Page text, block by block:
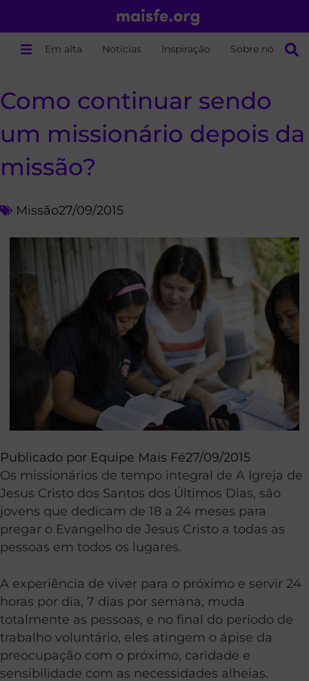
Em alta Notícias Inspiração Sobre nós
Como continuar sendo
um missionário depois da
missão?
Missão27/09/2015
Publicado por Equipe Mais Fé27/09/2015
Os missionários de tempo integral de A Igreja de
Jesus Cristo dos Santos dos Últimos Dias, são
jovens que dedicam de 18 a 24 meses para
pregar o Evangelho de Jesus Cristo a todas as
pessoas em todos os lugares.
A experiência de viver para o próximo e servir 24
horas por dia, 7 dias por semana, muda
totalmente as pessoas, e no final do período de
trabalho voluntário, eles atingem o ápise da
preocupação com o próximo, caridade e
sensibilidade com as necessidades alheias.